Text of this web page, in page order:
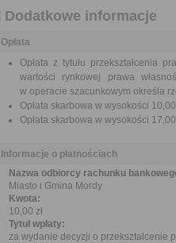
Dodatkowe informacje
Opłata
Opłata z tytułu przekształcenia
wartości rynkowej prawa
w operacie szacunkowym określa
Opłata skarbowa w wysokości
Opłata skarbowa w wysokości
Informacje o płatnościach
Nazwa odbiorcy rachunku
Miasto i Gmina Mordy
Kwota:
10,00 zł
Tytuł wpłaty:
za wydanie decyzji o przekształcenie